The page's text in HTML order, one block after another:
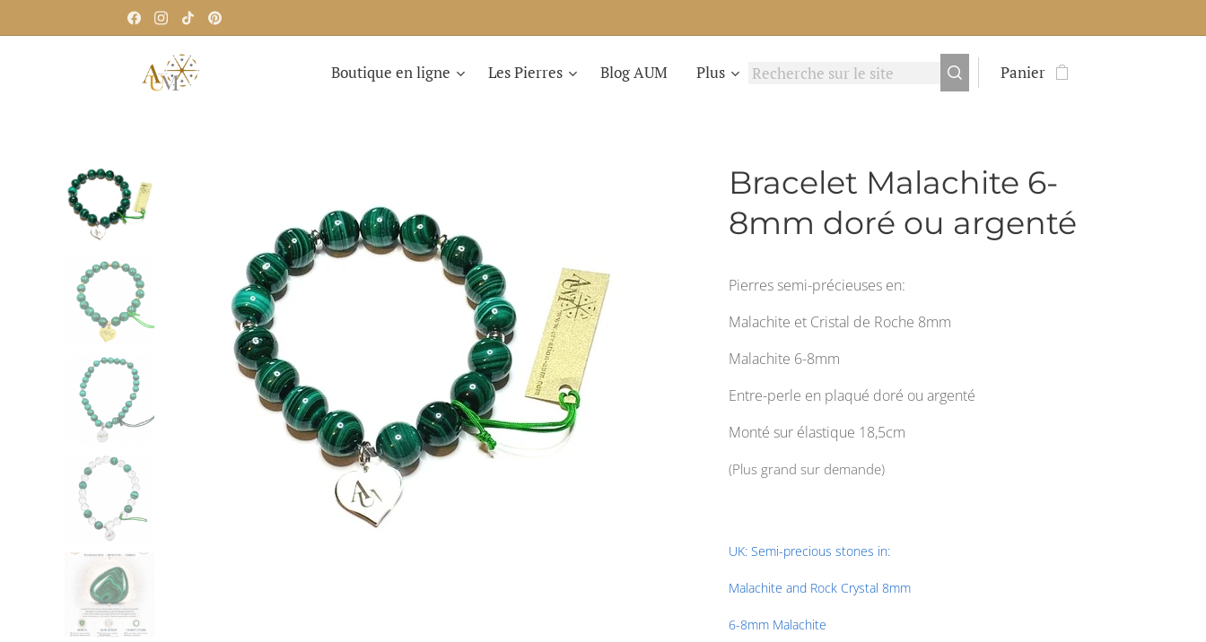
Boutique en ligne Les Pierres Blog AUM Plus Panier
Bracelet Malachite 6-
8mm doré ou argenté
Pierres semi-précieuses en:
Malachite et Cristal de Roche 8mm
Malachite 6-8mm
Entre-perle en plaqué doré ou argenté
Monté sur élastique 18,5cm
(Plus grand sur demande)
UK: Semi-precious stones in:
Malachite and Rock Crystal 8mm
6-8mm Malachite